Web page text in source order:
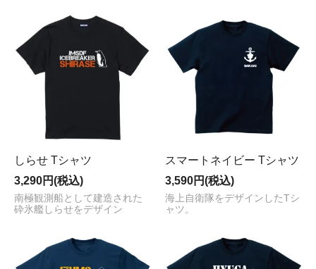
しらせ Tシャツ
3,290円(税込)
南極観測船として建造された
砕氷艦しらせをデザイン
スマートネイビー Tシャツ
3,590円(税込)
海上自衛隊をデザインしたTシ
ャツ。